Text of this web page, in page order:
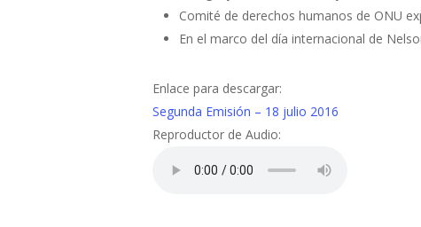
Comité de derechos humanos de ONU
En el marco del día internacional de
Enlace para descargar:
Segunda Emisión – 18 julio 2016
Reproductor de Audio: